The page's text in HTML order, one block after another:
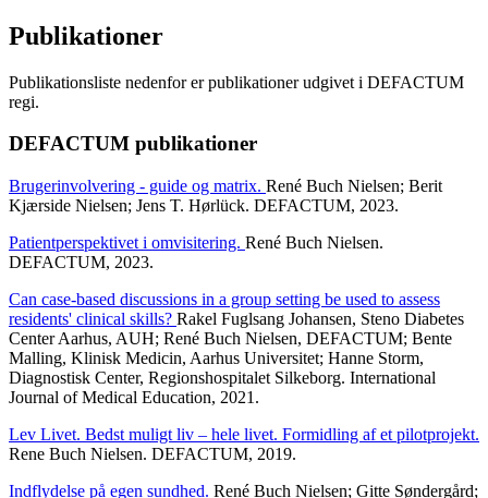
Publikationer
Publikationsliste nedenfor er publikationer udgivet i DEFACTUM
regi.
DEFACTUM publikationer
Brugerinvolvering - guide og matrix. René Buch Nielsen; Berit
Kjærside Nielsen; Jens T. Hørlück. DEFACTUM, 2023.
Patientperspektivet i omvisitering. René Buch Nielsen.
DEFACTUM, 2023.
Can case-based discussions in a group setting be used to assess
residents' clinical skills? Rakel Fuglsang Johansen, Steno Diabetes
Center Aarhus, AUH; René Buch Nielsen, DEFACTUM; Bente
Malling, Klinisk Medicin, Aarhus Universitet; Hanne Storm,
Diagnostisk Center, Regionshospitalet Silkeborg. International
Journal of Medical Education, 2021.
Lev Livet. Bedst muligt liv – hele livet. Formidling af et pilotprojekt.
Rene Buch Nielsen. DEFACTUM, 2019.
Indflydelse på egen sundhed. René Buch Nielsen; Gitte Søndergård;